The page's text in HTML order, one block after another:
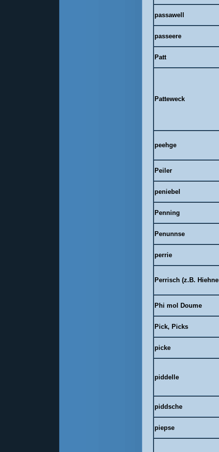
passawell
passeere
Patt
Patteweck
peehge
Peiler
peniebel
Penning
Penunnse
perrie
Perrisch (z.B.
Phi mol Doume
Pick, Picks
picke
piddelle
piddsche
piepse